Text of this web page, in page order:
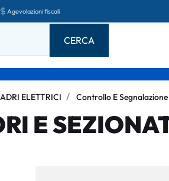
Agevolazioni fiscali
ELETTRICI Controllo E Segnalazione
E